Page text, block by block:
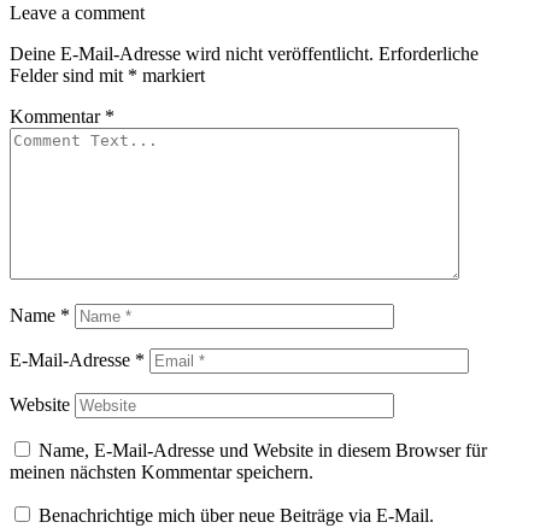
Leave a comment
Deine E-Mail-Adresse wird nicht veröffentlicht. Erforderliche
Felder sind mit * markiert
Kommentar *
Name *
E-Mail-Adresse *
Website
Name, E-Mail-Adresse und Website in diesem Browser für
meinen nächsten Kommentar speichern.
Benachrichtige mich über neue Beiträge via E-Mail.